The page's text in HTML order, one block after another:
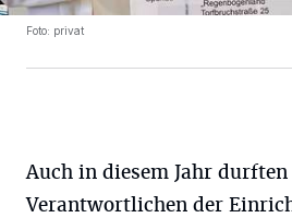
Foto: privat
Auch in diesem Jahr
Verantwortlichen der